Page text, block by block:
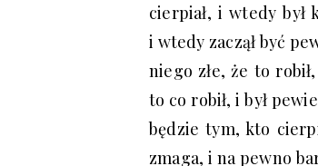
cierpiał, i wtedy
i wtedy zaczął być
niego złe, że to
to co robił, i był
będzie tym, kto
zmaga, i na pewno